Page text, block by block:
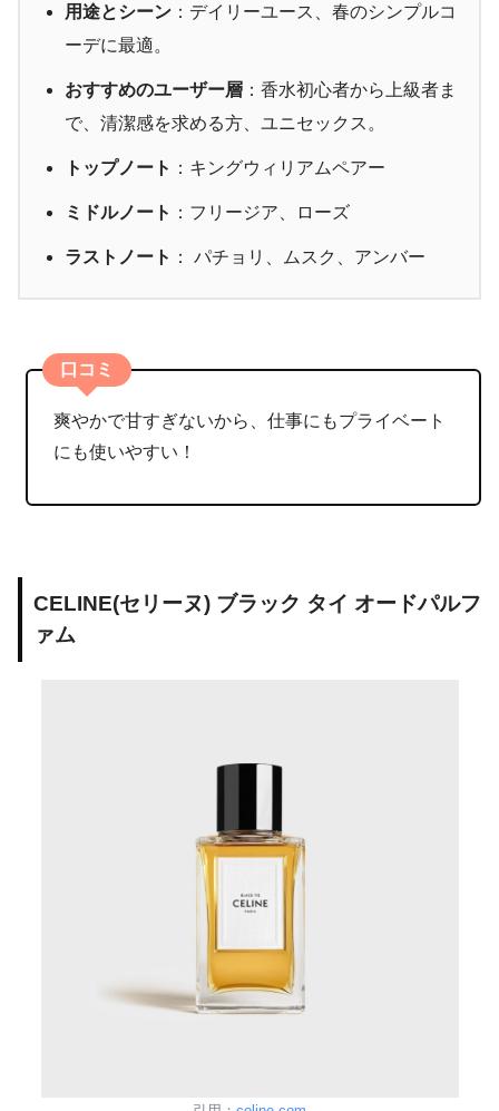
用途とシーン ：デイリーユース、春のシンプルコ
ーデに最適。
おすすめのユーザー層 ：香水初心者から上級者ま
で、清潔感を求める方、ユニセックス。
トップノート ：キングウィリアムペアー
ミドルノート ：フリージア、ローズ
ラストノート ： パチョリ、ムスク、アンバー
口コミ
爽やかで甘すぎないから、仕事にもプライベート
にも使いやすい！
CELINE(セリーヌ) ブラック タイ オードパルフ
ァム